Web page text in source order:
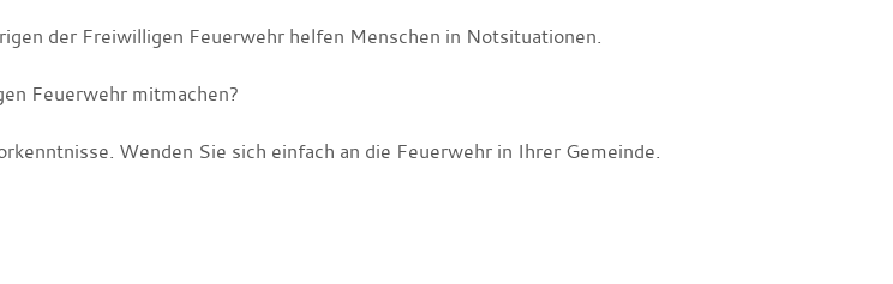
der Freiwilligen Feuerwehr helfen Menschen in Notsituationen.
Feuerwehr mitmachen?
Wenden Sie sich einfach an die Feuerwehr in Ihrer Gemeinde.